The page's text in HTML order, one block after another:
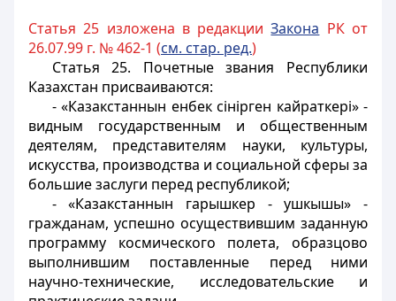
Статья 25 изложена в редакцииЗакона РК от
26.07.99 г. № 462-1 (см. стар. ред.)
Статья 25. Почетные звания Республики
Казахстан присваиваются:
- «Казакстаннын енбек сiнiрген кайраткерi» -
видным государственным и общественным
деятелям, представителям науки, культуры,
искусства, производства и социальной сферы за
большие заслуги перед республикой;
- «Казакстаннын гарышкер - ушкышы» -
гражданам, успешно осуществившим заданную
программу космического полета, образцово
выполнившим поставленные перед ними
научно-технические, исследовательские и